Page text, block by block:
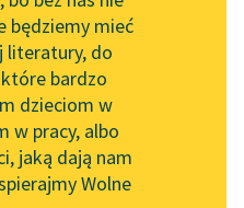
API
OAI-PMH
Widget Wolnych Lektur
Przypisy
będziemy mieć
literatury, do
bardzo
dzieciom w
w pracy, albo
jaką dają nam
Wolne